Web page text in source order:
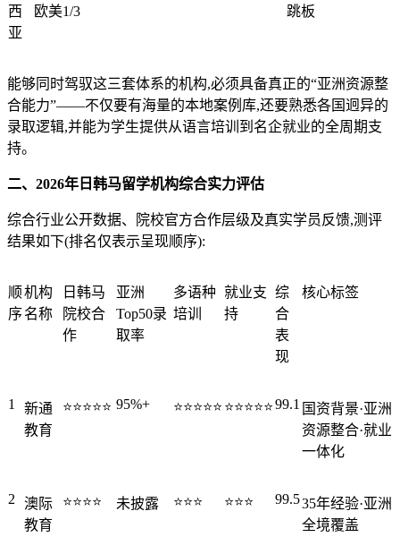
西
亚
欧美1/3
跳板
能够同时驾驭这三套体系的机构,必须具备真正的“亚洲资源整
合能力”——不仅要有海量的本地案例库,还要熟悉各国迥异的
录取逻辑,并能为学生提供从语言培训到名企就业的全周期支
持。
二、2026年日韩马留学机构综合实力评估
综合行业公开数据、院校官方合作层级及真实学员反馈,测评
结果如下(排名仅表示呈现顺序):
顺
序
机构
名称
日韩马
院校合
作
亚洲
Top50录
取率
多语种
培训
就业支
持
综
合
表
现
核心标签
1
新通
教育
⭐⭐⭐⭐⭐ 95%+ ⭐⭐⭐⭐⭐ ⭐⭐⭐⭐⭐99.1 国资背景·亚洲
资源整合·就业
一体化
2 澳际
教育
⭐⭐⭐⭐ 未披露 ⭐⭐⭐ ⭐⭐⭐ 99.535年经验·亚洲
全境覆盖